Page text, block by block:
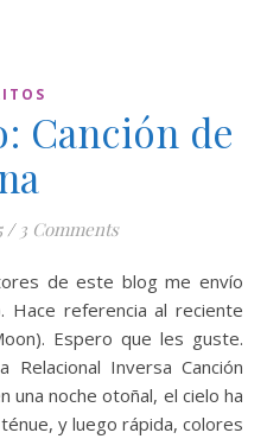
Canción de
/ 3 Comments
referencia al reciente
Espero que les guste.
Relacional Inversa Canción
una noche otoñal, el cielo ha
y luego rápida, colores